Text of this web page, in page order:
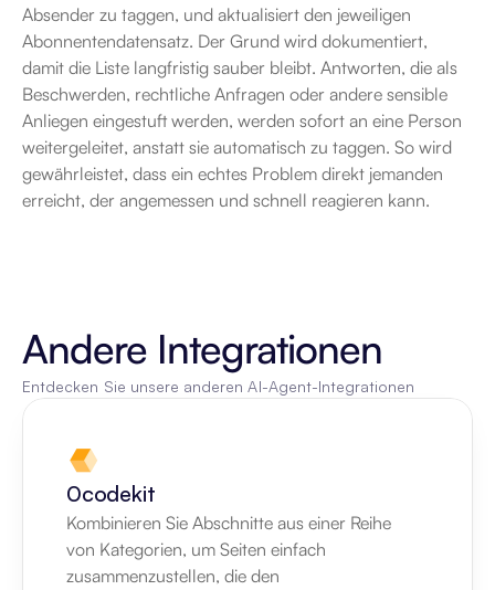
Absender zu taggen, und aktualisiert den jeweiligen
Abonnentendatensatz. Der Grund wird dokumentiert,
damit die Liste langfristig sauber bleibt. Antworten, die als
Beschwerden, rechtliche Anfragen oder andere sensible
Anliegen eingestuft werden, werden sofort an eine Person
weitergeleitet, anstatt sie automatisch zu taggen. So wird
gewährleistet, dass ein echtes Problem direkt jemanden
erreicht, der angemessen und schnell reagieren kann.
Andere Integrationen
Entdecken Sie unsere anderen AI-Agent-Integrationen
0codekit
Kombinieren Sie Abschnitte aus einer Reihe
von Kategorien, um Seiten einfach
zusammenzustellen, die den